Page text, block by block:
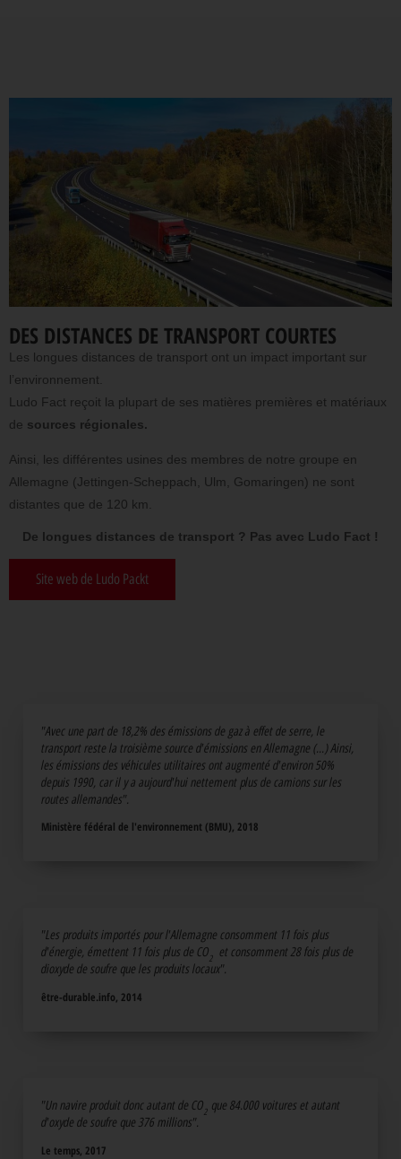
DES DISTANCES DE TRANSPORT COURTES
Les longues distances de transport ont un impact important sur
l’environnement.
Ludo Fact reçoit la plupart de ses matières premières et matériaux
de sources régionales.
Ainsi, les différentes usines des membres de notre groupe en
Allemagne (Jettingen-Scheppach, Ulm, Gomaringen) ne sont
distantes que de 120 km.
De longues distances de transport ? Pas avec Ludo Fact !
Site web de Ludo Packt
"Avec une part de 18,2% des émissions de gaz à effet de serre, le
transport reste la troisième source d'émissions en Allemagne (...) Ainsi,
les émissions des véhicules utilitaires ont augmenté d'environ 50%
depuis 1990, car il y a aujourd'hui nettement plus de camions sur les
routes allemandes".
Ministère fédéral de l'environnement (BMU), 2018
"Les produits importés pour l'Allemagne consomment 11 fois plus
d'énergie, émettent 11 fois plus de CO
et consomment 28 fois plus de
dioxyde de soufre que les produits locaux".
être-durable.info, 2014
"Un navire produit donc autant de CO que 84.000 voitures et autant
d'oxyde de soufre que 376 millions".
Le temps, 2017